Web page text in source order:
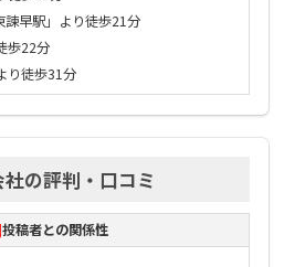
早駅」より徒歩21分
歩22分
り徒歩31分
の評判・口コミ
投稿者との関係性